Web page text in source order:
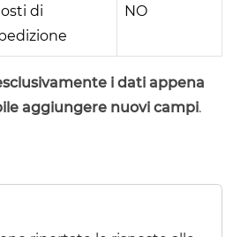
di
NO
i dati appena
aggiungere nuovi campi.